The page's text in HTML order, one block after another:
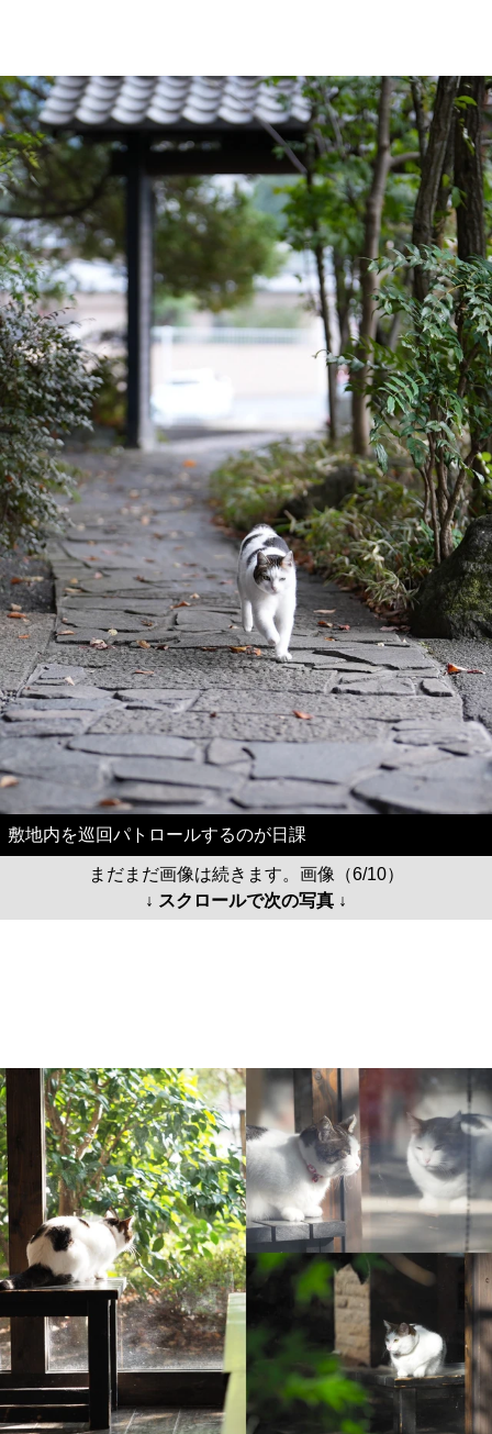
敷地内を巡回パトロールするのが日課
まだまだ画像は続きます。画像（6/10）
↓ スクロールで次の写真 ↓